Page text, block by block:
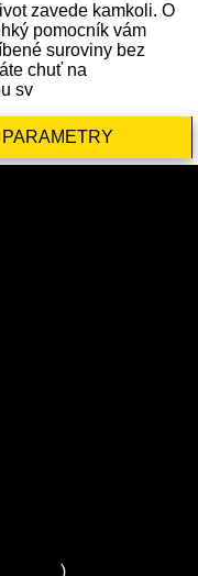
zavede kamkoli. O
pomocník vám
suroviny bez
chuť na
sv
PARAMETRY
)